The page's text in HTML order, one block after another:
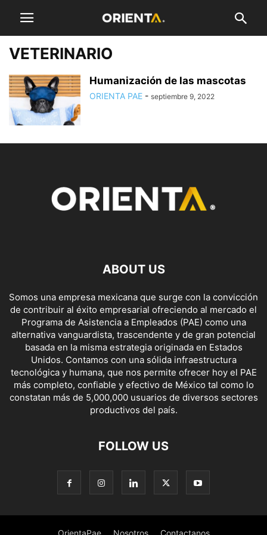
VETERINARIO
Humanización de las mascotas
ORIENTA PAE - septiembre 9, 2022
ABOUT US
Somos una empresa mexicana que surge con la convicción
de contribuir al éxito empresarial ofreciendo al mercado el
Programa de Asistencia a Empleados (PAE) como una
alternativa vanguardista, trascendente y de gran potencial
basada en la misma estrategia originada en Estados
Unidos. Contamos con una sólida infraestructura
tecnológica y humana, que nos permite ofrecer hoy el PAE
más completo, confiable y efectivo de México tal como lo
constatan más de 5,000,000 usuarios de diversos sectores
productivos del país.
FOLLOW US
OrientaPae Nosotros Contactanos